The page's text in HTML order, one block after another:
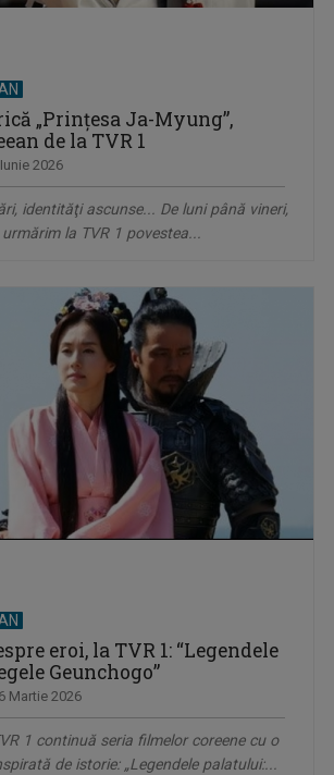
„Prinţesa Ja-Myung”,
de la TVR 1
2026
identităţi ascunse... De luni până vineri,
la TVR 1 povestea...
eroi, la TVR 1: “Legendele
Geunchogo”
Martie 2026
1 continuă seria filmelor coreene cu o
de istorie: „Legendele palatului:...